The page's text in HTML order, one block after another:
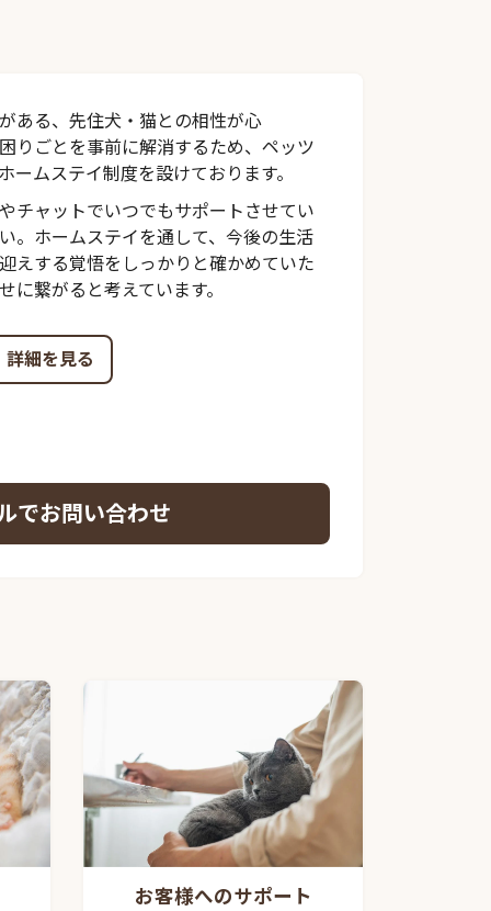
ある、先住犬・猫との相性が心
りごとを事前に解消するため、ペッツ
ムステイ制度を設けております。
チャットでいつでもサポートさせてい
。ホームステイを通して、今後の生活
えする覚悟をしっかりと確かめていた
繋がると考えています。
詳細を見る
でお問い合わせ
お客様へのサポート